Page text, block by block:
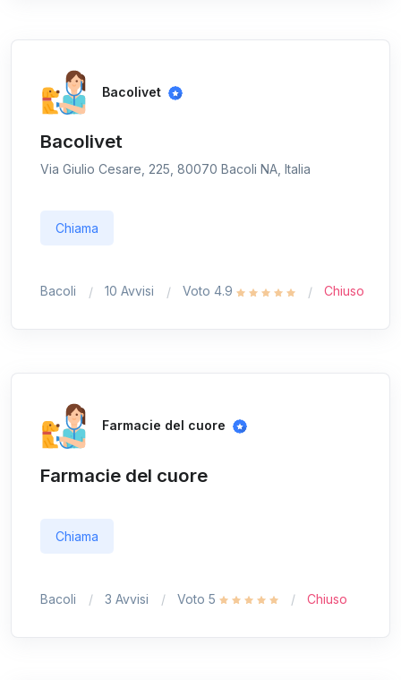
Bacolivet
Bacolivet
Via Giulio Cesare, 225, 80070 Bacoli NA, Italia
Chiama
Bacoli 10 Avvisi Voto 4.9 Chiuso
Farmacie del cuore
Farmacie del cuore
Chiama
Bacoli 3 Avvisi Voto 5 Chiuso